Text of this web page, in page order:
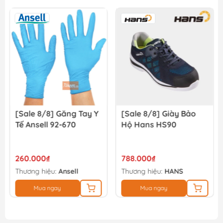
Giày bảo hộ Total TSP202SB.40
385.000₫ 450.000₫
[Sale 8/8] Găng Tay Y
Tế Ansell 92-670
260.000₫
Thương hiệu: Ansell
Mua ngay
[Sale 8/8] Giày Bảo
Hộ Hans HS90
788.000₫
Thương hiệu: HANS
Mua ngay